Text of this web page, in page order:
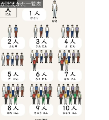
かぞえかた一覧表